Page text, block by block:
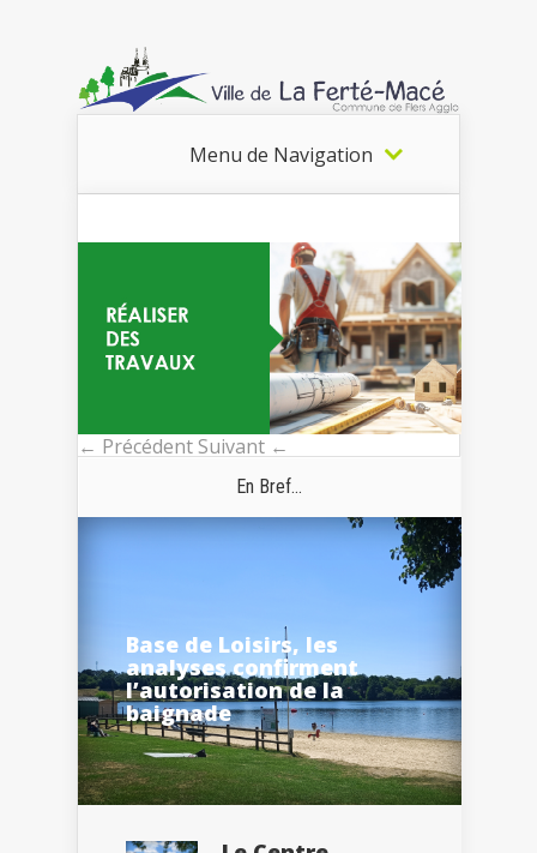
Menu de Navigation
← Précédent Suivant ←
En Bref...
Base de Loisirs, les
analyses confirment
l’autorisation de la
baignade